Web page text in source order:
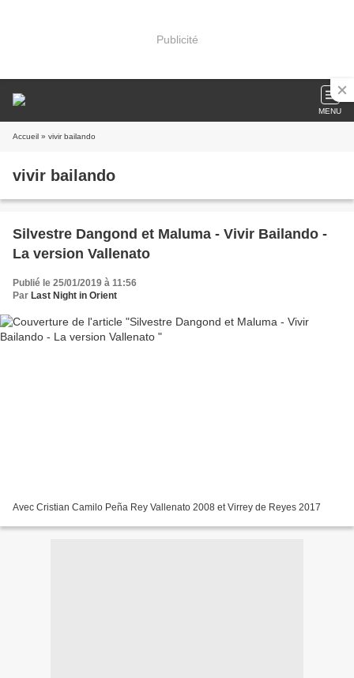
Publicité
MENU
Accueil » vivir bailando
vivir bailando
Silvestre Dangond et Maluma - Vivir Bailando -
La version Vallenato
Publié le 25/01/2019 à 11:56
Par Last Night in Orient
Avec Cristian Camilo Peña Rey Vallenato 2008 et Virrey de Reyes 2017